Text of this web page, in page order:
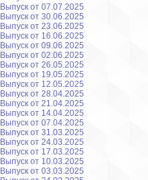
Выпуск от 07.07.2025
Выпуск от 30.06.2025
Выпуск от 23.06.2025
Выпуск от 16.06.2025
Выпуск от 09.06.2025
Выпуск от 02.06.2025
Выпуск от 26.05.2025
Выпуск от 19.05.2025
Выпуск от 12.05.2025
Выпуск от 28.04.2025
Выпуск от 21.04.2025
Выпуск от 14.04.2025
Выпуск от 07.04.2025
Выпуск от 31.03.2025
Выпуск от 24.03.2025
Выпуск от 17.03.2025
Выпуск от 10.03.2025
Выпуск от 03.03.2025